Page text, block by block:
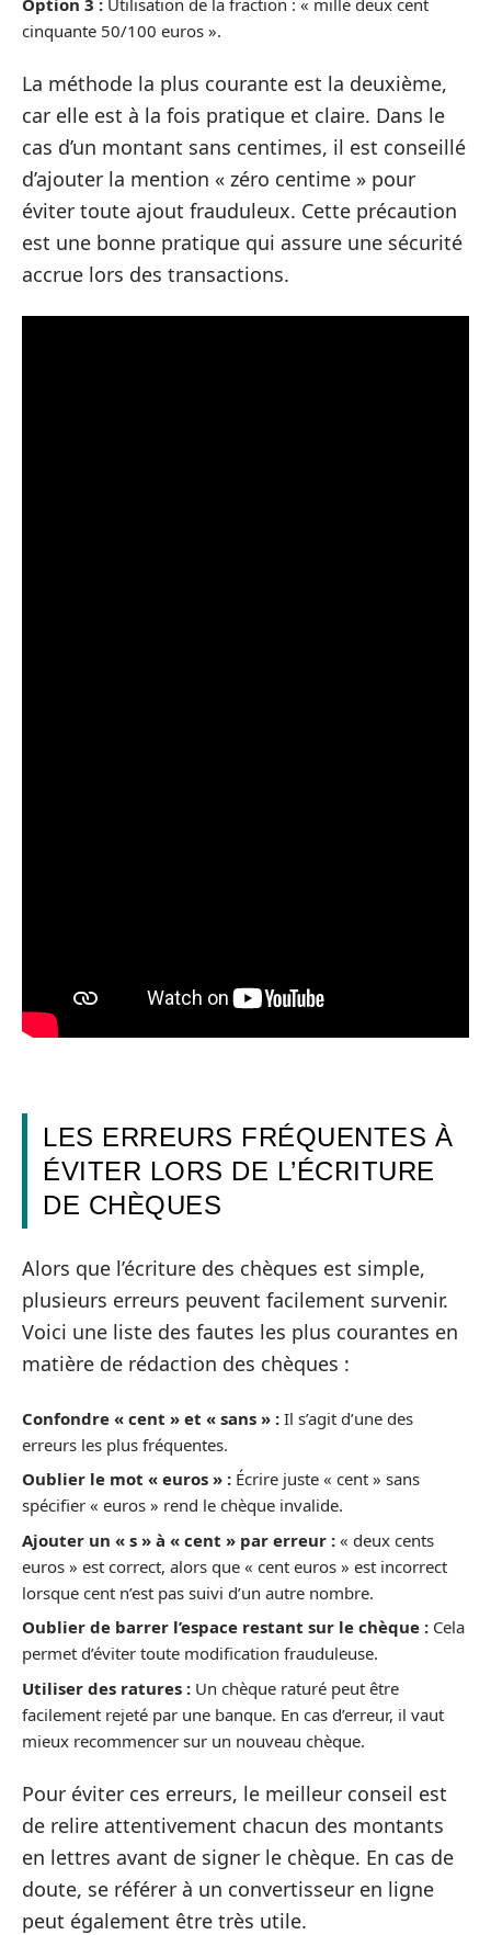
cinquante 50/100 euros ».
La méthode la plus courante est la deuxième,
car elle est à la fois pratique et claire. Dans le
cas d’un montant sans centimes, il est conseillé
d’ajouter la mention « zéro centime » pour
éviter toute ajout frauduleux. Cette précaution
est une bonne pratique qui assure une sécurité
accrue lors des transactions.
LES ERREURS FRÉQUENTES À
ÉVITER LORS DE L’ÉCRITURE
DE CHÈQUES
Alors que l’écriture des chèques est simple,
plusieurs erreurs peuvent facilement survenir.
Voici une liste des fautes les plus courantes en
matière de rédaction des chèques :
Confondre « cent » et « sans » : Il s’agit d’une des
erreurs les plus fréquentes.
Oublier le mot « euros » : Écrire juste « cent » sans
spécifier « euros » rend le chèque invalide.
Ajouter un « s » à « cent » par erreur : « deux cents
euros » est correct, alors que « cent euros » est incorrect
lorsque cent n’est pas suivi d’un autre nombre.
Oublier de barrer l’espace restant sur le chèque : Cela
permet d’éviter toute modification frauduleuse.
Utiliser des ratures : Un chèque raturé peut être
facilement rejeté par une banque. En cas d’erreur, il vaut
mieux recommencer sur un nouveau chèque.
Pour éviter ces erreurs, le meilleur conseil est
de relire attentivement chacun des montants
en lettres avant de signer le chèque. En cas de
doute, se référer à un convertisseur en ligne
peut également être très utile.